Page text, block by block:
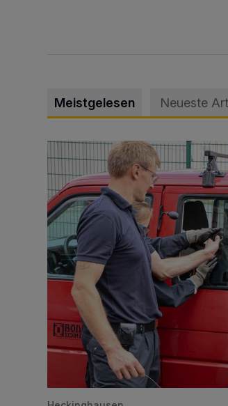
Meistgelesen Neueste
Feuerwehr befreit Kind aus